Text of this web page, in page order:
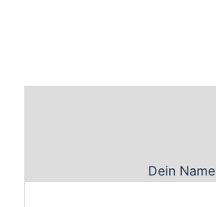
Dein Name